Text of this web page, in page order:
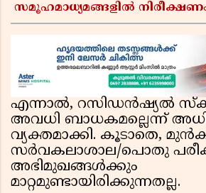
സമൂഹമാധ്യമങ്ങളിൽ നിരീക്ഷണം
എന്നാൽ, റസിഡൻഷ്യൽ
അവധി ബാധകമല്ലെന്ന്
വ്യക്തമാക്കി. കൂടാതെ,
സർവകലാശാല/പൊതു
അഭിമുഖങ്ങൾക്കും
മാറ്റമുണ്ടായിരിക്കുന്നതല്ല.